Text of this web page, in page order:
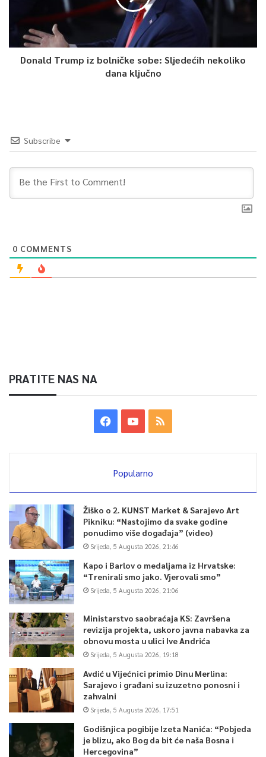
Donald Trump iz bolničke sobe: Sljedećih nekoliko
dana ključno
Subscribe
0 COMMENTS
PRATITE NAS NA
Popularno
Žiško o 2. KUNST Market & Sarajevo Art
Pikniku: “Nastojimo da svake godine
ponudimo više događaja” (video)
Srijeda, 5 Augusta 2026, 21:46
Kapo i Barlov o medaljama iz Hrvatske:
“Trenirali smo jako. Vjerovali smo”
Srijeda, 5 Augusta 2026, 21:06
Ministarstvo saobraćaja KS: Završena
revizija projekta, uskoro javna nabavka za
obnovu mosta u ulici Ive Andrića
Srijeda, 5 Augusta 2026, 19:18
Avdić u Vijećnici primio Dinu Merlina:
Sarajevo i građani su izuzetno ponosni i
zahvalni
Srijeda, 5 Augusta 2026, 17:51
Godišnjica pogibije Izeta Nanića: “Pobjeda
je blizu, ako Bog da bit će naša Bosna i
Hercegovina”